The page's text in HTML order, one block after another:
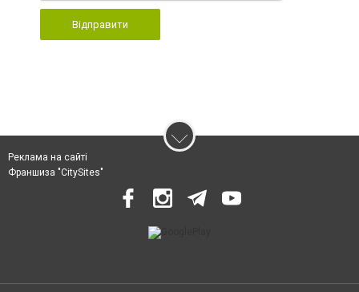
Відправити
Реклама на сайті
Франшиза "CitySites"